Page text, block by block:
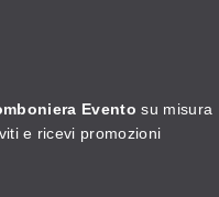
Evento su misura
e ricevi promozioni